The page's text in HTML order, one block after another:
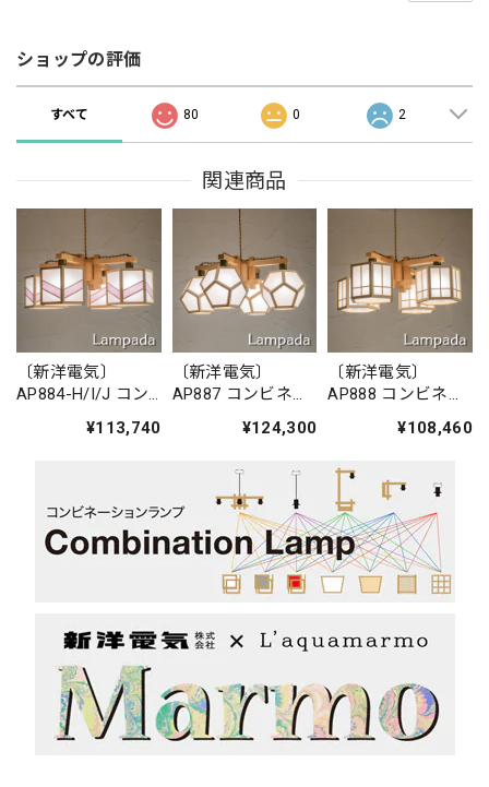
ショップの評価
すべて 80 0 2
関連商品
〔新洋電気〕
AP884-H/I/J コン
プ／シャンデリ
¥113,740
〔新洋電気〕
AP887 コンビネー
ャンデリア 求
¥124,300
〔新洋電気〕
AP888 コンビネー
ャンデリア 柚
yuu
¥108,460